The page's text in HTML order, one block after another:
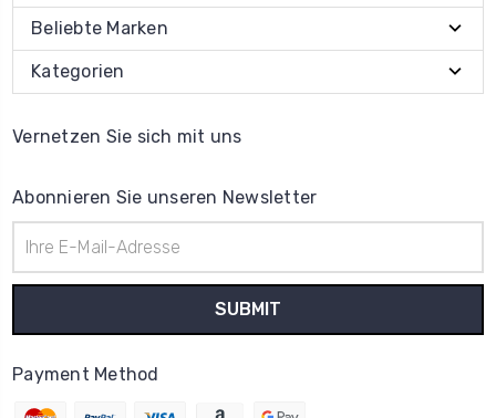
Beliebte Marken
Kategorien
Vernetzen Sie sich mit uns
Abonnieren Sie unseren Newsletter
Mail-
Adresse
Payment Method